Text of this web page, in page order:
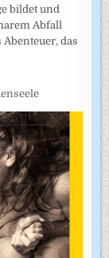
bildet und
Abfall
das